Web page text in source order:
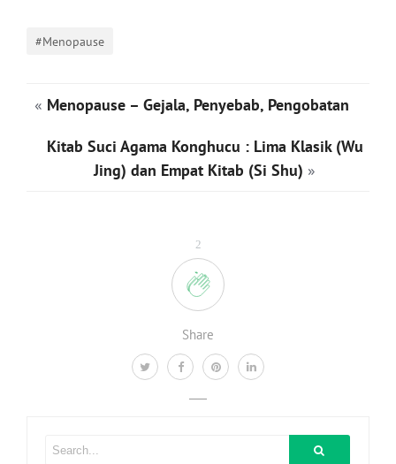
2
Share
#Menopause
« Menopause – Gejala, Penyebab, Pengobatan
Kitab Suci Agama Konghucu : Lima Klasik (Wu
Jing) dan Empat Kitab (Si Shu) »